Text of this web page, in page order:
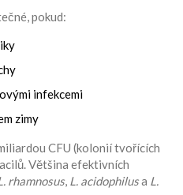
pokud:
infekcemi
zimy
CFU (kolonií tvořících
Většina efektivních
rhamnosus, L. acidophilusa L.